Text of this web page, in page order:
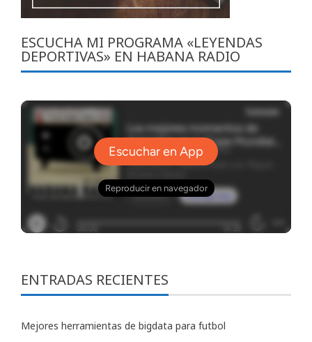
ESCUCHA MI PROGRAMA «LEYENDAS
DEPORTIVAS» EN HABANA RADIO
ENTRADAS RECIENTES
Mejores herramientas de bigdata para futbol